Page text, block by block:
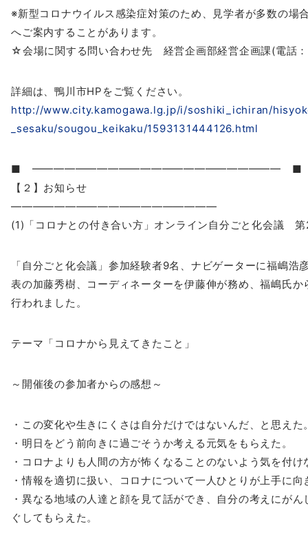
※新型コロナウイルス感染症対策のため、見学者が多数の場
へご案内することがあります。
☆会場に関する問い合わせ先 経営企画部経営企画課(電話
詳細は、鴨川市HPをご覧ください。
http://www.city.kamogawa.lg.jp/i/soshiki_ichiran/
_sesaku/sougou_keikaku/1593131444126.html
■ ━━━━━━━━━━━━━━━━━━━━━━━ ■
【２】お知らせ
———————————————————
(1)「コロナとの付き合い方」オンライン自分ごと化会議
「自分ごと化会議」参加経験者9名、ナビゲーターに福嶋浩
表の加藤秀樹、コーディネーターを伊藤伸が務め、福嶋氏か
行われました。
テーマ「コロナから見えてきたこと」
～開催後の参加者からの感想～
・この変化や生きにくさは自分だけではないんだ、と思えた
・明日をどう前向きに過ごそうか考える元気をもらえた。
・コロナよりも人間の方が怖くなることのないよう気を付け
・情報を適切に扱い、コロナについて一人ひとりが上手に向
・異なる地域の人達と顔を見て話ができ、自分の考えにがん
ぐしてもらえた。